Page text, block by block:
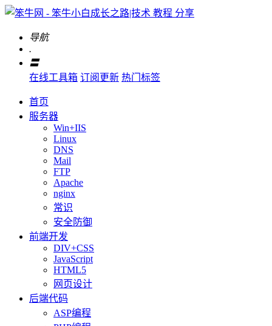
导航
.
〓
在线工具箱 订阅更新 热门标签
首页
服务器
Win+IIS
Linux
DNS
Mail
FTP
Apache
nginx
常识
安全防御
前端开发
DIV+CSS
JavaScript
HTML5
网页设计
后端代码
ASP编程